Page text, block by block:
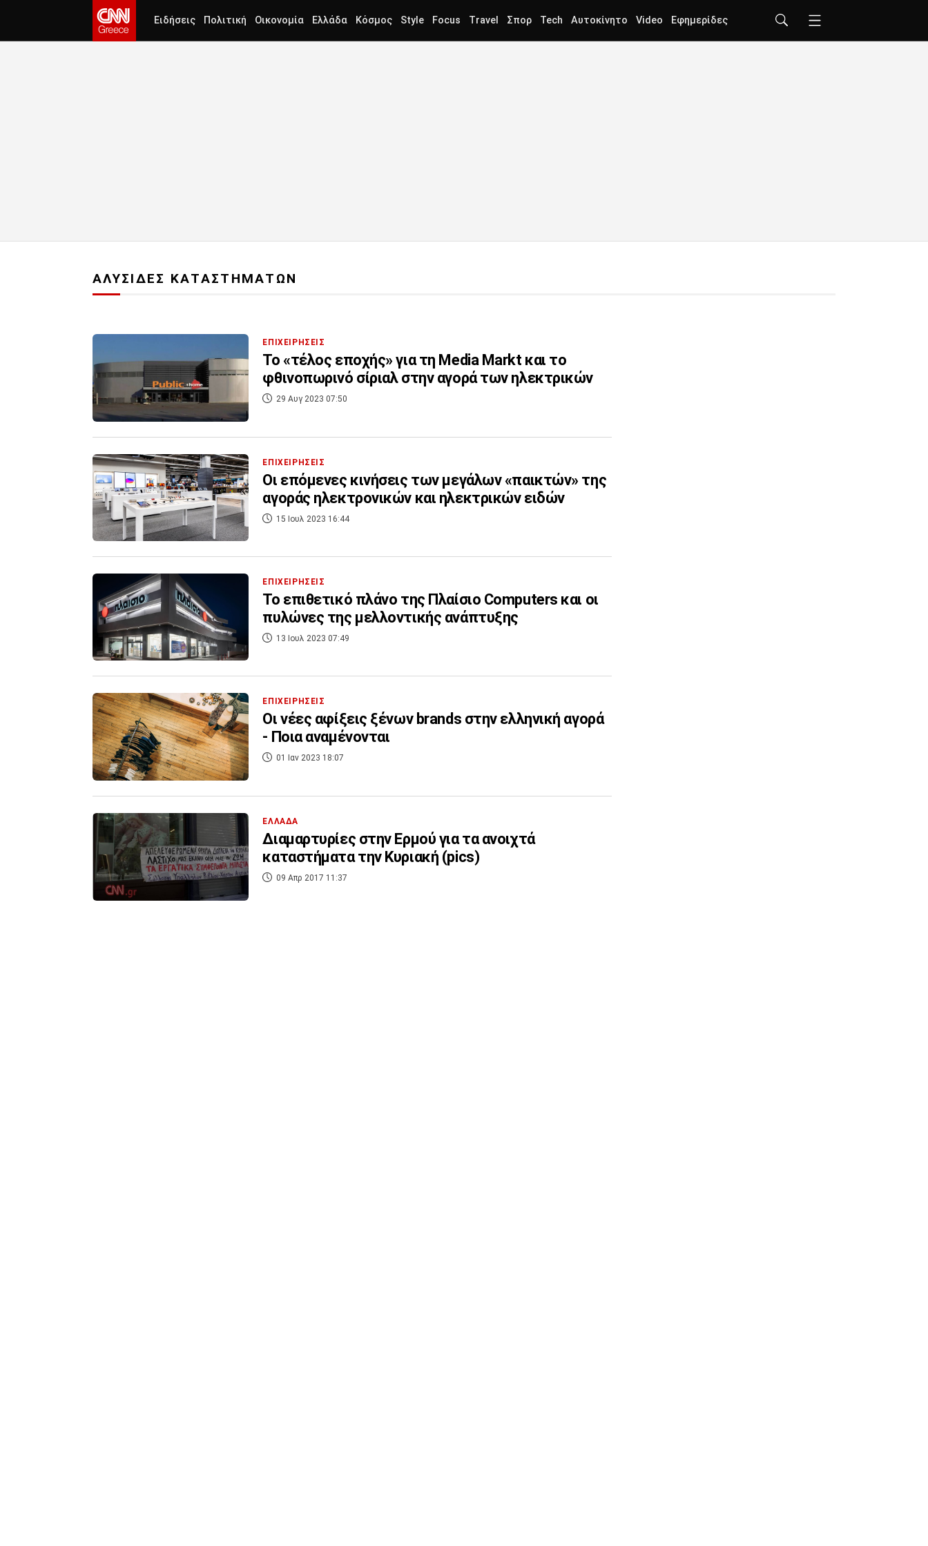
Ειδήσεις Πολιτική Οικονομία Ελλάδα Κόσμος Style Focus Travel Σπορ Tech Αυτοκίνητο Video Εφημερίδες
ΑΛΥΣΙΔΕΣ ΚΑΤΑΣΤΗΜΑΤΩΝ
ΕΠΙΧΕΙΡΗΣΕΙΣ
Το «τέλος εποχής» για τη Media Markt και το
φθινοπωρινό σίριαλ στην αγορά των ηλεκτρικών
29 Αυγ 2023 07:50
ΕΠΙΧΕΙΡΗΣΕΙΣ
Οι επόμενες κινήσεις των μεγάλων «παικτών» της
αγοράς ηλεκτρονικών και ηλεκτρικών ειδών
15 Ιουλ 2023 16:44
ΕΠΙΧΕΙΡΗΣΕΙΣ
Το επιθετικό πλάνο της Πλαίσιο Computers και οι
πυλώνες της μελλοντικής ανάπτυξης
13 Ιουλ 2023 07:49
ΕΠΙΧΕΙΡΗΣΕΙΣ
Οι νέες αφίξεις ξένων brands στην ελληνική αγορά
- Ποια αναμένονται
01 Ιαν 2023 18:07
ΕΛΛΑΔΑ
Διαμαρτυρίες στην Ερμού για τα ανοιχτά
καταστήματα την Κυριακή (pics)
09 Απρ 2017 11:37